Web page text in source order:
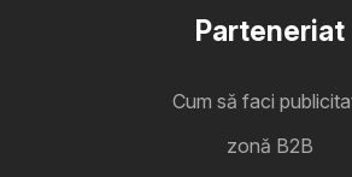
Parteneriat
Cum să faci
zonă B2B